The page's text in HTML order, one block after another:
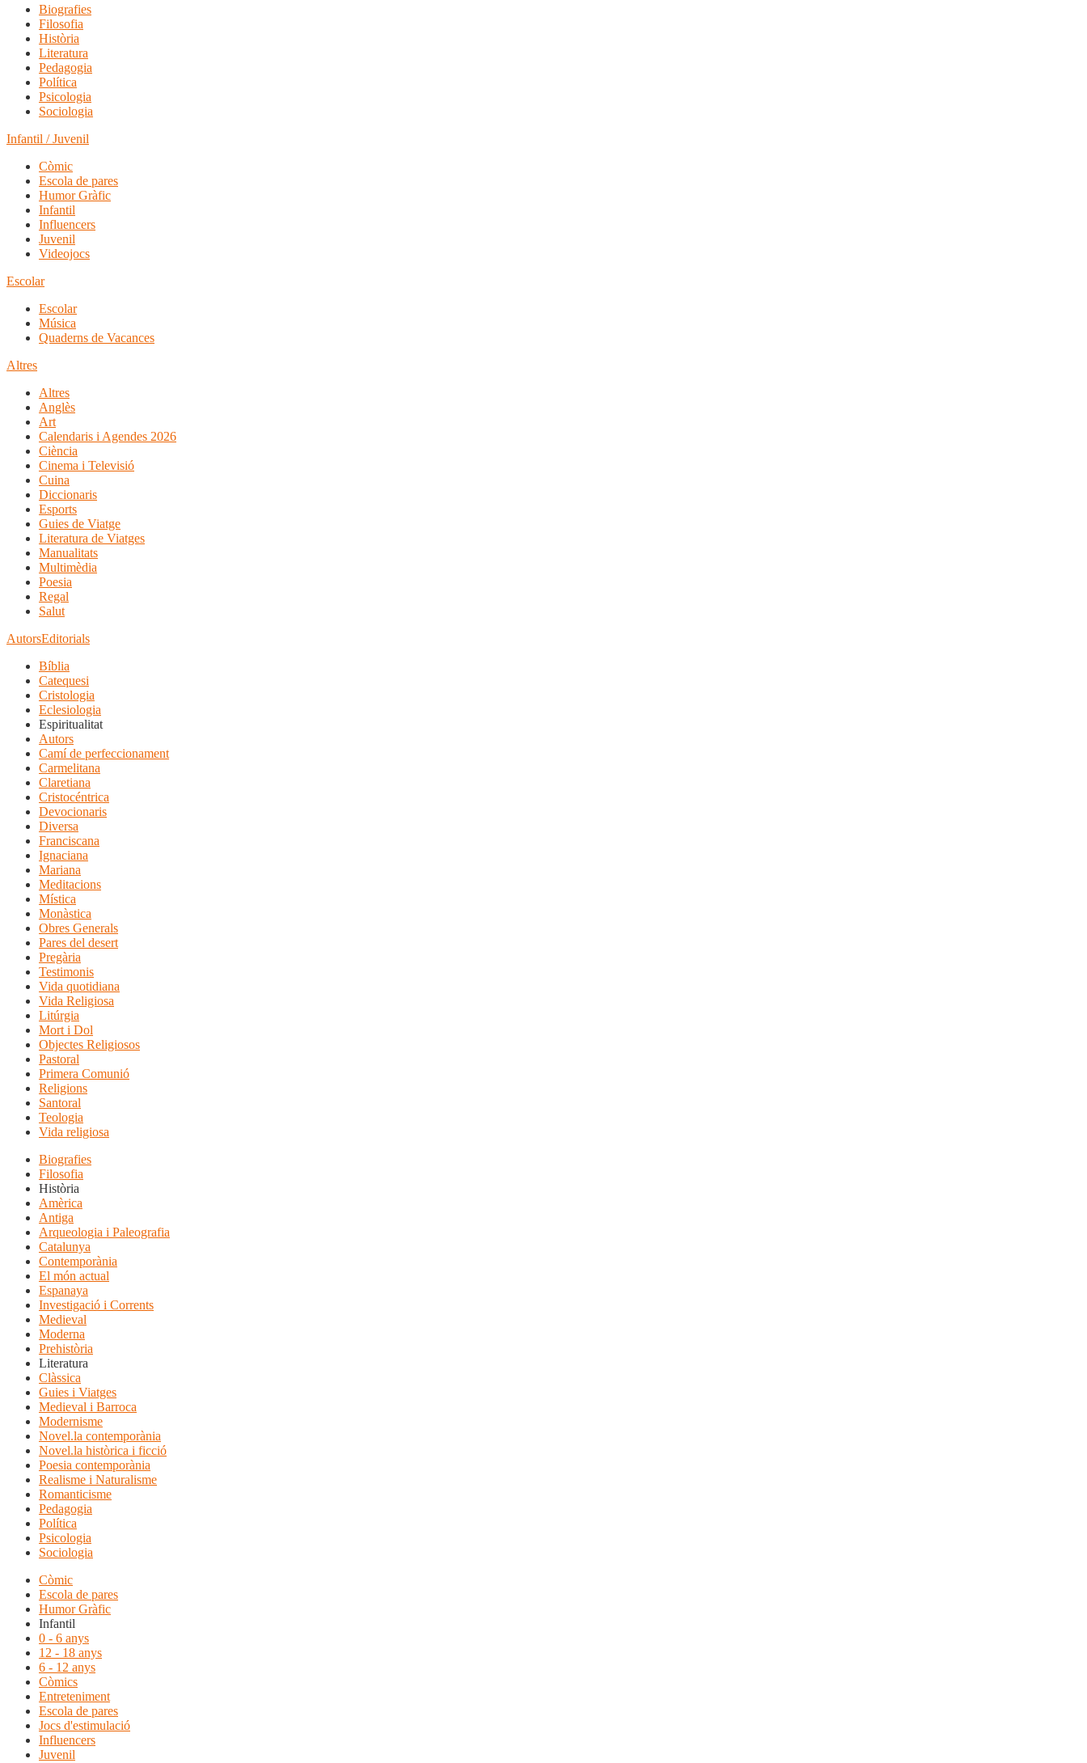
Biografies
Filosofia
Història
Literatura
Pedagogia
Política
Psicologia
Sociologia
Infantil / Juvenil
Còmic
Escola de pares
Humor Gràfic
Infantil
Influencers
Juvenil
Videojocs
Escolar
Escolar
Música
Quaderns de Vacances
Altres
Altres
Anglès
Art
Calendaris i Agendes 2026
Ciència
Cinema i Televisió
Cuina
Diccionaris
Esports
Guies de Viatge
Literatura de Viatges
Manualitats
Multimèdia
Poesia
Regal
Salut
AutorsEditorials
Bíblia
Catequesi
Cristologia
Eclesiologia
Espiritualitat
Autors
Camí de perfeccionament
Carmelitana
Claretiana
Cristocéntrica
Devocionaris
Diversa
Franciscana
Ignaciana
Mariana
Meditacions
Mística
Monàstica
Obres Generals
Pares del desert
Pregària
Testimonis
Vida quotidiana
Vida Religiosa
Litúrgia
Mort i Dol
Objectes Religiosos
Pastoral
Primera Comunió
Religions
Santoral
Teologia
Vida religiosa
Biografies
Filosofia
Història
Amèrica
Antiga
Arqueologia i Paleografia
Catalunya
Contemporània
El món actual
Espanaya
Investigació i Corrents
Medieval
Moderna
Prehistòria
Literatura
Clàssica
Guies i Viatges
Medieval i Barroca
Modernisme
Novel.la contemporània
Novel.la històrica i ficció
Poesia contemporània
Realisme i Naturalisme
Romanticisme
Pedagogia
Política
Psicologia
Sociologia
Còmic
Escola de pares
Humor Gràfic
Infantil
0 - 6 anys
12 - 18 anys
6 - 12 anys
Còmics
Entreteniment
Escola de pares
Jocs d'estimulació
Influencers
Juvenil